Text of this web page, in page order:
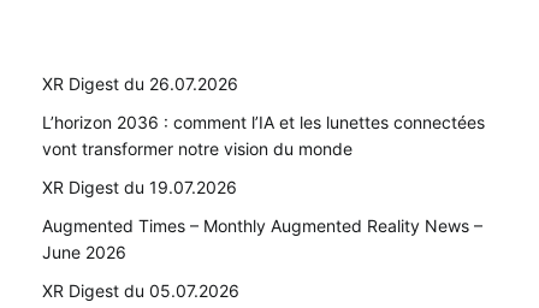
XR Digest du 26.07.2026
L’horizon 2036 : comment l’IA et les lunettes connectées
vont transformer notre vision du monde
XR Digest du 19.07.2026
Augmented Times – Monthly Augmented Reality News –
June 2026
XR Digest du 05.07.2026